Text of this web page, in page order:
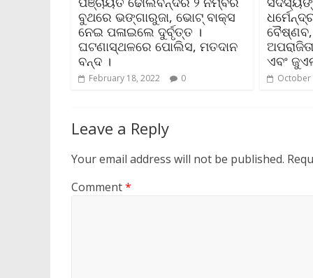
ବୁଥରେ ଭଙ୍ଗାରୁଜା, ଭୋଟ୍ ବାକ୍ସ
ନେଇ ପଳାଇଲେ ଦୁର୍ବୃତ୍ତ ।
ଘଟଣାସ୍ଥଳରେ ପୋଲିସ, ମତଦାନ
ବନ୍ଦ ।
February 18, 2022 0
ଏବଂ
October
Leave a Reply
Your email address will not be published.
Comment*